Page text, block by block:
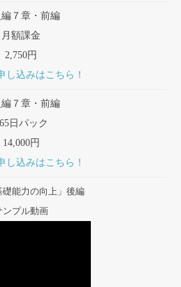
編７章・前編
月額課金
2,750円
し込みはこちら！
編７章・前編
日パック
14,000円
し込みはこちら！
礎能力の向上」後編
ンプル動画